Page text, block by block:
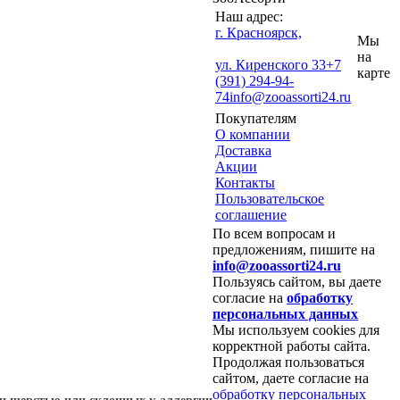
Наш адрес:
г. Красноярск,
ул. Киренского 33+7
(391) 294-94-
74info@zooassorti24.ru
Мы
на
карте
Покупателям
О компании
Доставка
Акции
Контакты
Пользовательское
соглашение
По всем вопросам и
предложениям, пишите на
info@zooassorti24.ru
Пользуясь сайтом, вы даете
согласие на обработку
персональных данных
Мы используем cookies для
корректной работы сайта.
Продолжая пользоваться
сайтом, даете согласие на
обработку персональных